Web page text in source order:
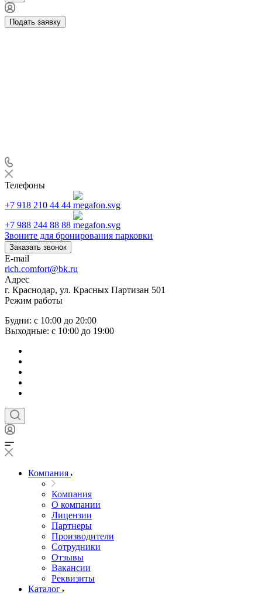
Подать заявку
Телефоны
+7 918 210 44 44
+7 988 244 88 88
Звоните для бронирования парковки
Заказать звонок
E-mail
rich.comfort@bk.ru
Адрес
г. Краснодар, ул. Красных Партизан 501
Режим работы
Будни: с 10:00 до 20:00
Выходные: с 10:00 до 19:00
Компания
Компания
О компании
Лицензии
Партнеры
Производители
Сотрудники
Отзывы
Вакансии
Реквизиты
Каталог